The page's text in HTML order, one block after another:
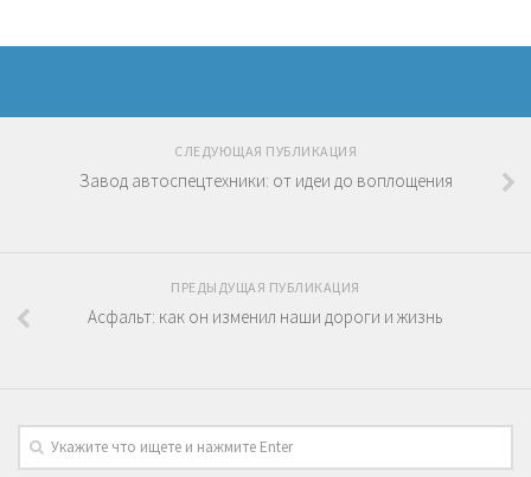
СЛЕДУЮЩАЯ ПУБЛИКАЦИЯ
Завод автоспецтехники: от идеи до воплощения
ПРЕДЫДУЩАЯ ПУБЛИКАЦИЯ
Асфальт: как он изменил наши дороги и жизнь